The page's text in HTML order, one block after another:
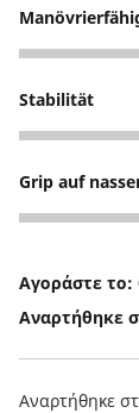
5
Stabilität
5
Grip auf
5
Αγοράστε το:
Αναρτήθηκε
Αναρτήθηκε